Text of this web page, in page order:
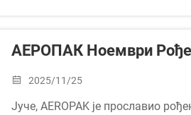
АЕРОПАК Ноември
2025/11/25
Јуче, AEROPAK је прославио